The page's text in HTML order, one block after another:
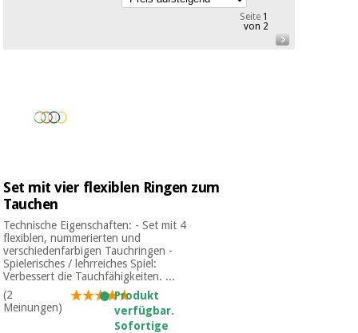
Outlet
Fisaude
Tech
Academy
Essentielles
schutzmaterial
für
coronaviren
Aerobic,
fitness
und
pilates
Angebote
Outlet
Fisaude
Tech
Academy
medizin
Therapeutische
schränke
Essentielles
schutzmaterial
Seite1
von 2
Set mit vier flexiblen Ringen zum
Tauchen
Technische Eigenschaften: - Set mit 4
flexiblen, nummerierten und
verschiedenfarbigen Tauchringen -
Spielerisches / lehrreiches Spiel:
Verbessert die Tauchfähigkeiten. ...
(2
Meinungen)
Produkt
verfügbar.
Sofortige